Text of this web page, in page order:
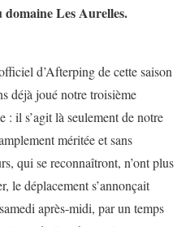
domaine Les Aurelles.
d’Afterping de cette saison
déjà joué notre troisième
il s’agit là seulement de notre
méritée et sans
qui se reconnaîtront, n’ont plus
le déplacement s’annonçait
après-midi, par un temps